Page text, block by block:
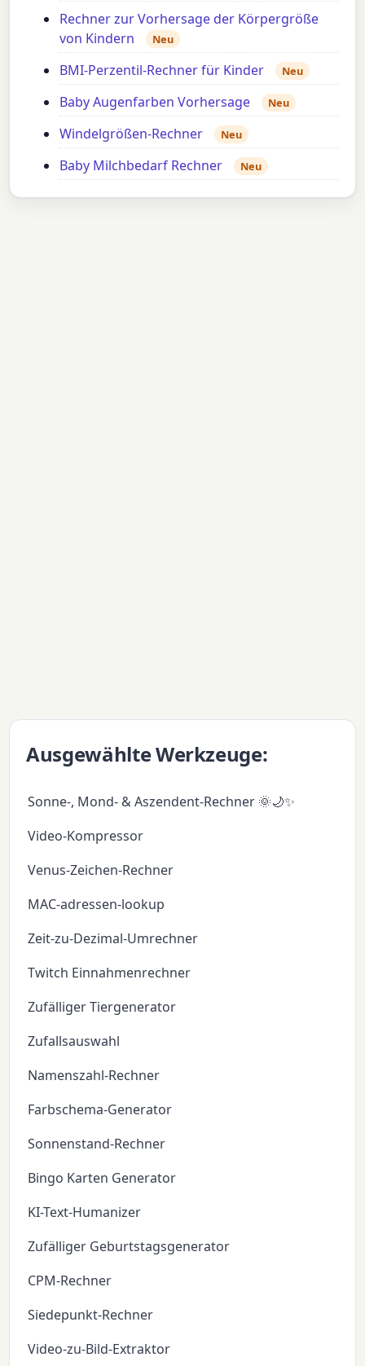
Rechner zur Vorhersage der Körpergröße
von Kindern
Neu
BMI-Perzentil-Rechner für Kinder Neu
Baby Augenfarben Vorhersage Neu
Windelgrößen-Rechner Neu
Baby Milchbedarf Rechner Neu
Ausgewählte Werkzeuge:
Sonne-, Mond- & Aszendent-Rechner 🌞🌙✨
Video-Kompressor
Venus-Zeichen-Rechner
MAC-adressen-lookup
Zeit-zu-Dezimal-Umrechner
Twitch Einnahmenrechner
Zufälliger Tiergenerator
Zufallsauswahl
Namenszahl-Rechner
Farbschema-Generator
Sonnenstand-Rechner
Bingo Karten Generator
KI-Text-Humanizer
Zufälliger Geburtstagsgenerator
CPM-Rechner
Siedepunkt-Rechner
Video-zu-Bild-Extraktor